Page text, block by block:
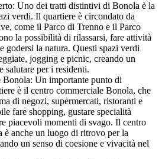
Uno dei tratti distintivi di Bonola è la
verdi. Il quartiere è circondato da
come il Parco di Trenno e il Parco
la possibilità di rilassarsi, fare attività
godersi la natura. Questi spazi verdi
jogging e picnic, creando un
salutare per i residenti.
Bonola: Un importante punto di
è il centro commerciale Bonola, che
di negozi, supermercati, ristoranti e
fare shopping, gustare specialità
piacevoli momenti di svago. Il centro
è anche un luogo di ritrovo per la
un senso di coesione e vivacità nel